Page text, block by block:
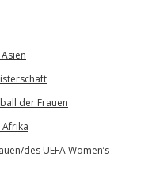
der Frauen
Afrika
des UEFA Women’s